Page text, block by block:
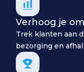
Verhoog je
Trek klanten aan
bezorging en